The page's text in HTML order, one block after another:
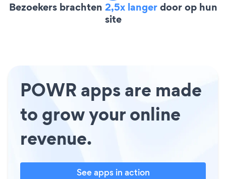
Bezoekers brachten 2,5x langerdoor op hun
site
POWR apps are made
to grow your online
revenue.
See apps in action